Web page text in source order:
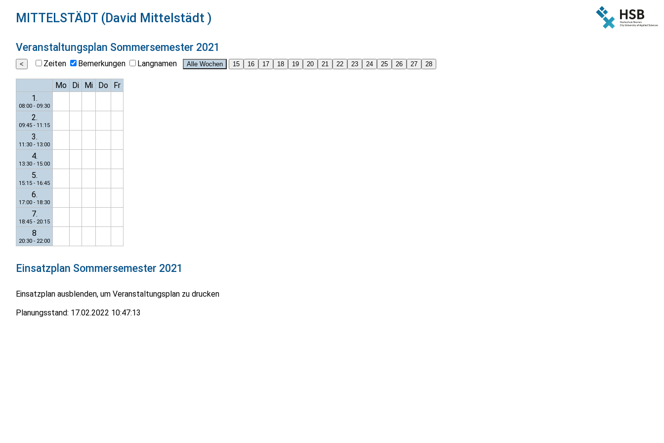
MITTELSTÄDT (David Mittelstädt )
Veranstaltungsplan Sommersemester 2021
Zeiten Bemerkungen Langnamen
Mo Di Mi Do
Fr
1.
08:00 - 09:30
2.
09:45 - 11:15
3.
11:30 - 13:00
4.
13:30 - 15:00
5.
15:15 - 16:45
6.
17:00 - 18:30
7.
18:45 - 20:15
8
20:30 - 22:00
Einsatzplan Sommersemester 2021
Einsatzplan ausblenden, um Veranstaltungsplan zu drucken
Planungsstand: 17.02.2022 10:47:13